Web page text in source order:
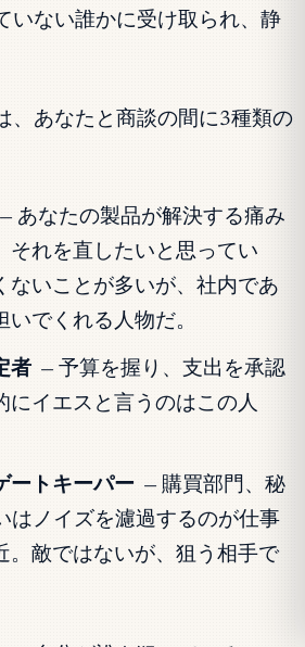
いない誰かに受け取られ、静
、あなたと商談の間に3種類の
— あなたの製品が解決する痛み
それを直したいと思ってい
ないことが多いが、社内であ
いでくれる人物だ。
者 — 予算を握り、支出を承認
にイエスと言うのはこの人
ートキーパー — 購買部門、秘
はノイズを濾過するのが仕事
。敵ではないが、狙う相手で